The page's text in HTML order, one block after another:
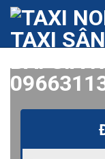
Skip
content